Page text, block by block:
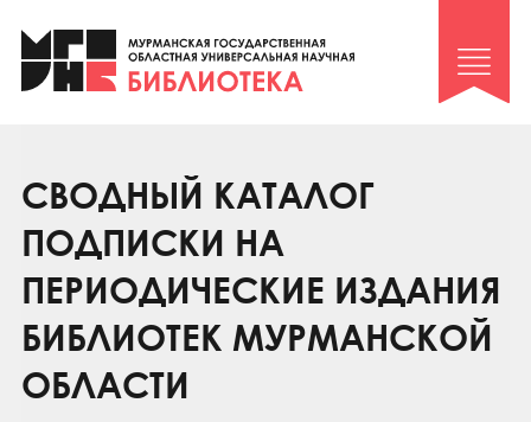
Клуб «Гиря и сельдерей»
Клуб «Семейный архив»
Коллегам
Контакты
СВОДНЫЙ КАТАЛОГ
ПОДПИСКИ НА
ПЕРИОДИЧЕСКИЕ ИЗДАНИЯ
БИБЛИОТЕК МУРМАНСКОЙ
ОБЛАСТИ